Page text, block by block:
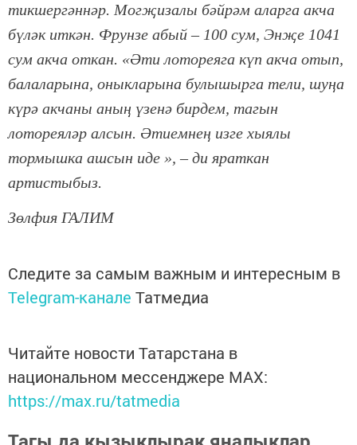
тикшергәннәр. Могҗизалы бәйрәм аларга акча
бүләк иткән. Фрунзе абый – 100 сум, Энҗе 1041
сум акча откан. «Әти лотореяга күп акча отып,
балаларына, оныкларына булышырга тели, шуңа
күрә акчаны аның үзенә бирдем, тагын
лотореяләр алсын. Әтиемнең изге хыялы
тормышка ашсын иде », – ди яраткан
артистыбыз.
Зөлфия ГАЛИМ
Следите за самым важным и интересным в
Telegram-канале Татмедиа
Читайте новости Татарстана в
национальном мессенджере MАХ:
https://max.ru/tatmedia